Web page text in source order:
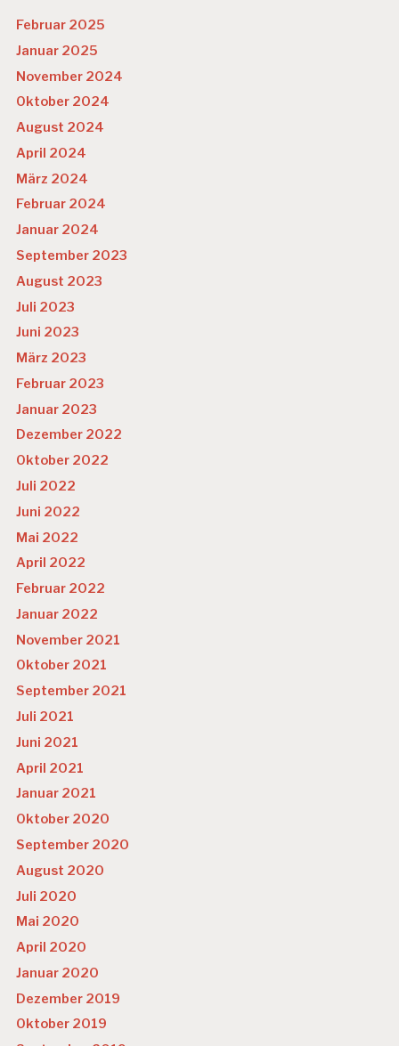
Februar 2025
Januar 2025
November 2024
Oktober 2024
August 2024
April 2024
März 2024
Februar 2024
Januar 2024
September 2023
August 2023
Juli 2023
Juni 2023
März 2023
Februar 2023
Januar 2023
Dezember 2022
Oktober 2022
Juli 2022
Juni 2022
Mai 2022
April 2022
Februar 2022
Januar 2022
November 2021
Oktober 2021
September 2021
Juli 2021
Juni 2021
April 2021
Januar 2021
Oktober 2020
September 2020
August 2020
Juli 2020
Mai 2020
April 2020
Januar 2020
Dezember 2019
Oktober 2019